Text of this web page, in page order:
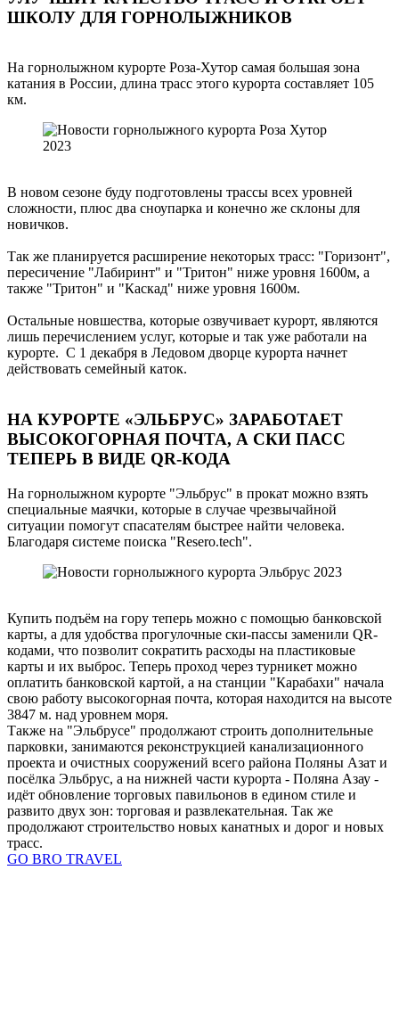
ШКОЛУ ДЛЯ ГОРНОЛЫЖНИКОВ
На горнолыжном курорте Роза-Хутор самая большая зона
катания в России, длина трасс этого курорта составляет 105
км.
В новом сезоне буду подготовлены трассы всех уровней
сложности, плюс два сноупарка и конечно же склоны для
новичков.
Так же планируется расширение некоторых трасс: "Горизонт",
пересичение "Лабиринт" и "Тритон" ниже уровня 1600м, а
также "Тритон" и "Каскад" ниже уровня 1600м.
Остальные новшества, которые озвучивает курорт, являются
лишь перечислением услуг, которые и так уже работали на
курорте. С 1 декабря в Ледовом дворце курорта начнет
действовать семейный каток.
НА КУРОРТЕ «ЭЛЬБРУС» ЗАРАБОТАЕТ
ВЫСОКОГОРНАЯ ПОЧТА, А СКИ ПАСС
ТЕПЕРЬ В ВИДЕ QR-КОДА
На горнолыжном курорте "Эльбрус" в прокат можно взять
специальные маячки, которые в случае чрезвычайной
ситуации помогут спасателям быстрее найти человека.
Благодаря системе поиска "Resero.tech".
Купить подъём на гору теперь можно с помощью банковской
карты, а для удобства прогулочные ски-пассы заменили QR-
кодами, что позволит сократить расходы на пластиковые
карты и их выброс. Теперь проход через турникет можно
оплатить банковской картой, а на станции "Карабахи" начала
свою работу высокогорная почта, которая находится на высоте
3847 м. над уровнем моря.
Также на "Эльбрусе" продолжают строить дополнительные
парковки, занимаются реконструкцией канализационного
проекта и очистных сооружений всего района Поляны Азат и
посёлка Эльбрус, а на нижней части курорта - Поляна Азау -
идёт обновление торговых павильонов в едином стиле и
развито двух зон: торговая и развлекательная. Так же
продолжают строительство новых канатных и дорог и новых
трасс.
GO BRO TRAVEL